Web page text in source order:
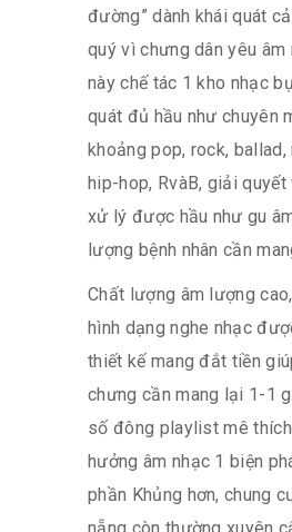
đường” dành khái quát
quý vì chưng dân yêu âm
này chế tác 1 kho nhạc
quát đủ hầu như chuyên
khoảng pop, rock, ballad,
hip-hop, RvàB, giải
xử lý được hầu như gu
lượng bệnh nhân cần
Chất lượng âm lượng
hình dạng nghe nhạc
thiết kế mang đắt tiền
chưng cần mang lại 1-1
số đông playlist mê
hưởng âm nhạc 1 biện
phần Khủng hơn, chung
nẵng còn thường xuyên